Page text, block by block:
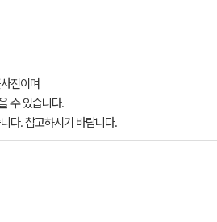
진이며
수 있습니다.
다. 참고하시기 바랍니다.